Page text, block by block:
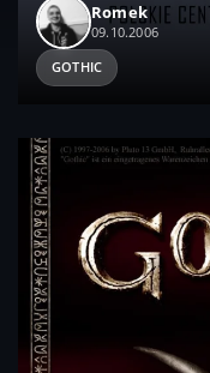
Romek
09.10.2006
GOTHIC